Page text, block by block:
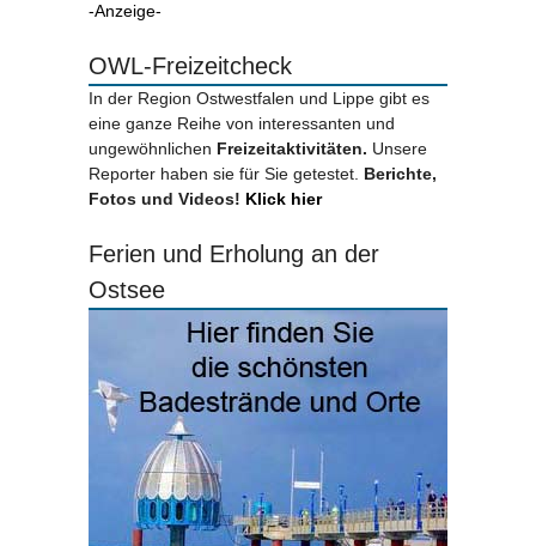
-Anzeige-
OWL-Freizeitcheck
In der Region Ostwestfalen und Lippe gibt es
eine ganze Reihe von interessanten und
ungewöhnlichen Freizeitaktivitäten. Unsere
Reporter haben sie für Sie getestet. Berichte,
Fotos und Videos! Klick hier
Ferien und Erholung an der
Ostsee